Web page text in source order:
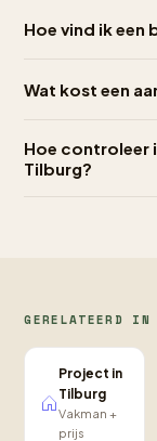
Hoe vind ik een
Wat kost een
Hoe controleer
Tilburg?
GERELATEERD IN
Project in
Tilburg
Vakman +
prijs